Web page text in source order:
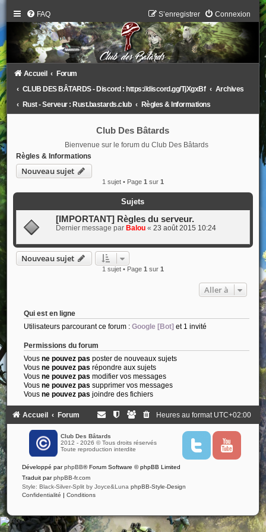
FAQ Connexion
S’enregistrer
Accueil
Forum
CLUB DES BÂTARDS - Discord : https://discord.gg/TjXgxBf
Archives
Rust - Serveur : Rust.bastards.club
Règles & Informations
Club Des Bâtards
Bienvenue sur le forum du Club Des Bâtards
Règles & Informations
Nouveau sujet
1 sujet • Page 1 sur 1
Sujets
[IMPORTANT] Règles du serveur.
Dernier message par Balou« 23 août 2015 10:24
Nouveau sujet
1 sujet • Page 1 sur 1
Aller à
Qui est en ligne
Utilisateurs parcourant ce forum : Google [Bot] et 1 invité
Permissions du forum
Vous ne pouvez pas poster de nouveaux sujets
Vous ne pouvez pas répondre aux sujets
Vous ne pouvez pas modifier vos messages
Vous ne pouvez pas supprimer vos messages
Vous ne pouvez pas joindre des fichiers
Accueil Forum Heures au format UTC+02:00
Club Des Bâtards
2012 - 2026 © Tous droits réservés
Toute reproduction interdite
T
i
Y
u
Développé parphpBB® Forum Software © phpBB Limited
Traduit parphpBB-fr.com
Style: Black-Silver-Split by Joyce&Luna phpBB-Style-Design
Confidentialité | Conditions